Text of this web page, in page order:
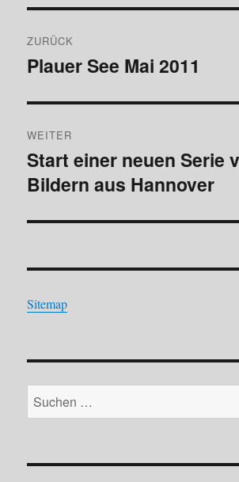
ZURÜCK
Vorheriger
Plauer See Mai 2011
WEITER
Nächster
Beitrag:
Start einer neuen Serie
Bildern aus Hannover
Sitemap
Suchen
nach: